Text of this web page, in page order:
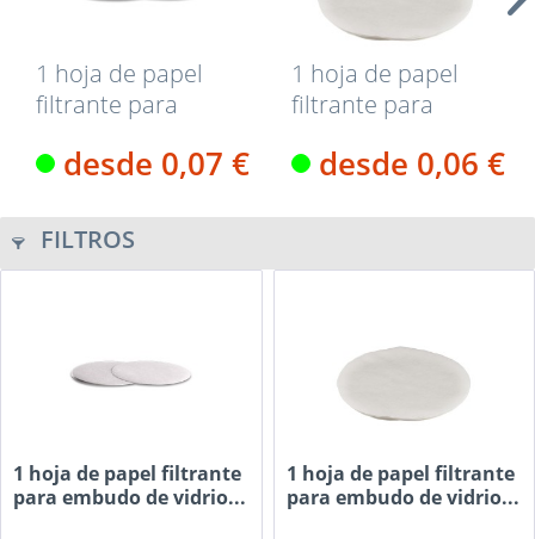
1 hoja de papel
filtrante para
vidrio...
desde 0,07 €
1 hoja de papel
filtrante para
vidrio...
desde 0,06 €
FILTROS
1 hoja de papel filtrante
para embudo de vidrio...
1 hoja de papel filtrante
para embudo de vidrio...